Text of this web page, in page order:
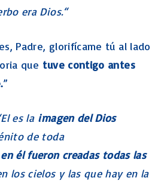
era Dios.“
Padre, glorifícame tú al lado
que tuve contigo antes
”
es la imagen del Dios
de toda
en él fueron creadas todas las
los cielos y las que hay en la